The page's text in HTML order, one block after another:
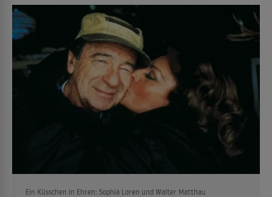
Ein Küsschen in Ehren: Sophia Loren und Walter Matthau